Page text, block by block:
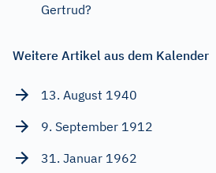
Gertrud?
Weitere Artikel aus dem Kalender
13. August 1940
9. September 1912
31. Januar 1962